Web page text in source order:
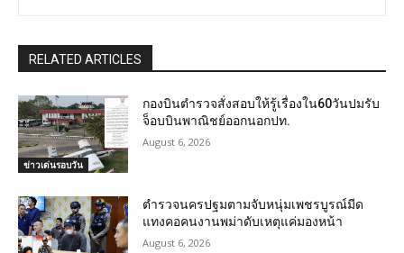
RELATED ARTICLES
ข่าวเด่นรอบวัน
กองบินตำรวจสั่งสอบให้รู้เรื่องใน60วันปมรับ
จ็อบบินพาณิชย์ออกนอกปท.
August 6, 2026
ตำรวจนครปฐมตามจับหนุ่มเพชรบูรณ์มีด
แทงคอคนงานพม่าดับเหตุแค่มองหน้า
August 6, 2026